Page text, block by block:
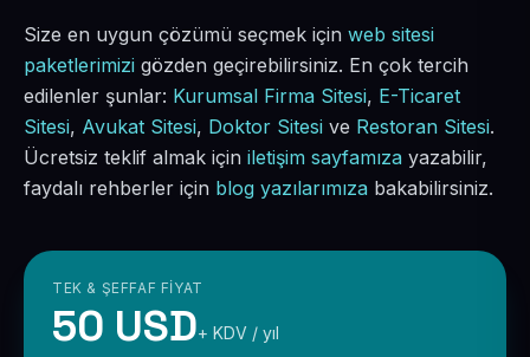
Size en uygun çözümü seçmek için web sitesi
paketlerimizi gözden geçirebilirsiniz. En çok tercih
edilenler şunlar: Kurumsal Firma Sitesi, E-Ticaret
Sitesi, Avukat Sitesi, Doktor Sitesi ve Restoran Sitesi.
Ücretsiz teklif almak için iletişim sayfamıza yazabilir,
faydalı rehberler için blog yazılarımıza bakabilirsiniz.
TEK & ŞEFFAF FIYAT
50 USD+ KDV / yıl